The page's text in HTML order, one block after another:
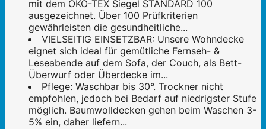
mit dem ÖKO-TEX Siegel STANDARD 100
ausgezeichnet. Über 100 Prüfkriterien
gewährleisten die gesundheitliche...
VIELSEITIG EINSETZBAR: Unsere Wohndecke
eignet sich ideal für gemütliche Fernseh- &
Leseabende auf dem Sofa, der Couch, als Bett-
Überwurf oder Überdecke im...
Pflege: Waschbar bis 30°. Trockner nicht
empfohlen, jedoch bei Bedarf auf niedrigster Stufe
möglich. Baumwolldecken gehen beim Waschen 3-
5% ein, daher liefern...